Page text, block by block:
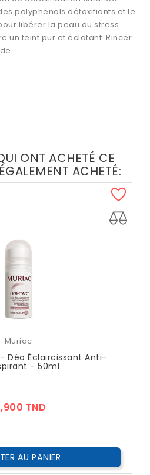
polyphénols détoxifiants et le
libérer la peau du stress
un teint pur et éclatant. Rincer
ONT ACHETÉ CE
ACHETÉ:
Muriac
Déo Éclaircissant Anti-
- 50ml
TND
AU PANIER